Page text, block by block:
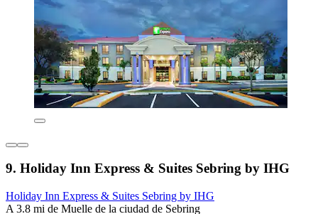
9. Holiday Inn Express & Suites Sebring by IHG
Holiday Inn Express & Suites Sebring by IHG
A 3.8 mi de Muelle de la ciudad de Sebring